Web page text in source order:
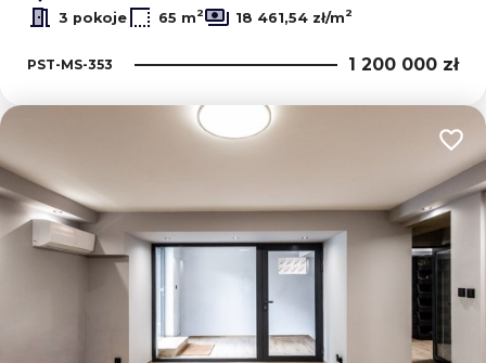
3 pokoje
65 m2 18 461,54 zł/m2
PST-MS-353 1 200 000 zł